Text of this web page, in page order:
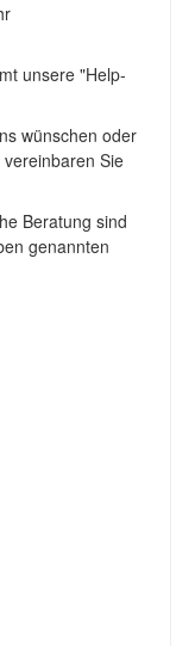
unsere "Help-
wünschen oder
Sie
Beratung sind
genannten